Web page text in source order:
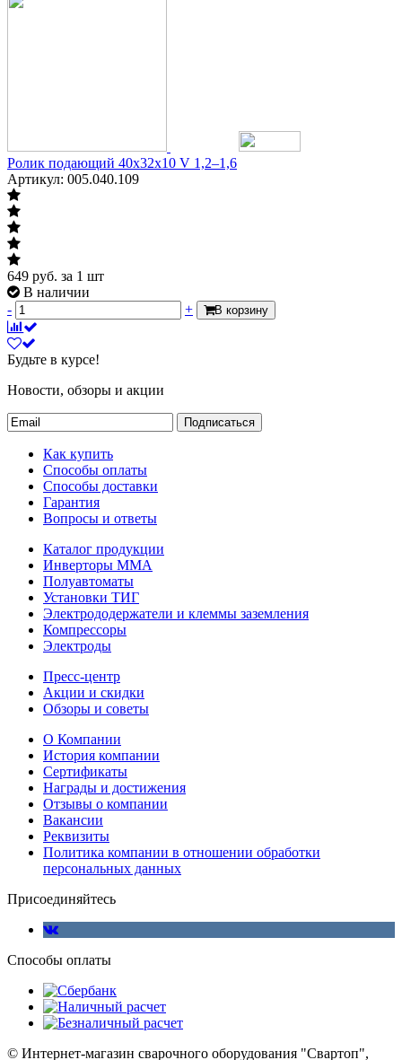
Ролик подающий 40х32х10 V 1,2–1,6
Артикул: 005.040.109
649 руб. за 1 шт
В наличии
-
+ В корзину
Будьте в курсе!
Новости, обзоры и акции
Подписаться
Как купить
Способы оплаты
Способы доставки
Гарантия
Вопросы и ответы
Каталог продукции
Инверторы ММА
Полуавтоматы
Установки ТИГ
Электрододержатели и клеммы заземления
Компрессоры
Электроды
Пресс-центр
Акции и скидки
Обзоры и советы
О Компании
История компании
Сертификаты
Награды и достижения
Отзывы о компании
Вакансии
Реквизиты
Политика компании в отношении обработки
персональных данных
Присоединяйтесь
Способы оплаты
© Интернет-магазин сварочного оборудования "Свартоп",